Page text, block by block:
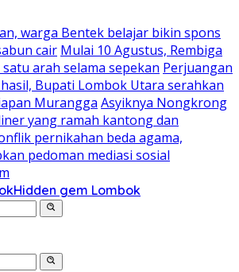
warga Bentek belajar bikin spons
cair Mulai 10 Agustus, Rembiga
arah selama sepekan Perjuangan
Bupati Lombok Utara serahkan
Murangga Asyiknya Nongkrong
yang ramah kantong dan
pernikahan beda agama,
pedoman mediasi sosial
Hidden gem Lombok